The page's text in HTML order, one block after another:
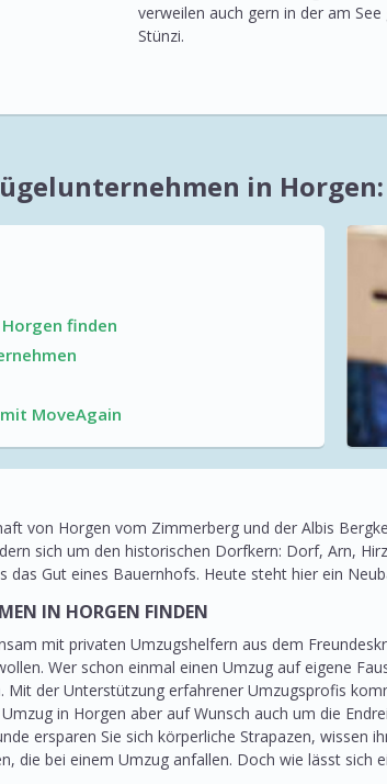
verweilen auch gern in der am
Stünzi.
in Horgen:
finden
MoveAgain
von Horgen vom Zimmerberg und der Albis
sich um den historischen Dorfkern: Dorf, Arn,
das Gut eines Bauernhofs. Heute steht hier ein
IN HORGEN FINDEN
mit privaten Umzugshelfern aus dem
Wer schon einmal einen Umzug auf eigene
der Unterstützung erfahrener Umzugsprofis
in Horgen aber auf Wunsch auch um die
ersparen Sie sich körperliche Strapazen,
die bei einem Umzug anfallen. Doch wie lässt